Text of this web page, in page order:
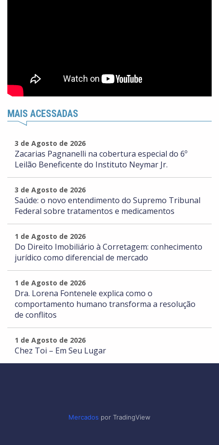
MAIS ACESSADAS
3 de Agosto de 2026
Zacarias Pagnanelli na cobertura especial do 6º
Leilão Beneficente do Instituto Neymar Jr.
3 de Agosto de 2026
Saúde: o novo entendimento do Supremo Tribunal
Federal sobre tratamentos e medicamentos
1 de Agosto de 2026
Do Direito Imobiliário à Corretagem: conhecimento
jurídico como diferencial de mercado
1 de Agosto de 2026
Dra. Lorena Fontenele explica como o
comportamento humano transforma a resolução
de conflitos
1 de Agosto de 2026
Chez Toi – Em Seu Lugar
Mercados por TradingView